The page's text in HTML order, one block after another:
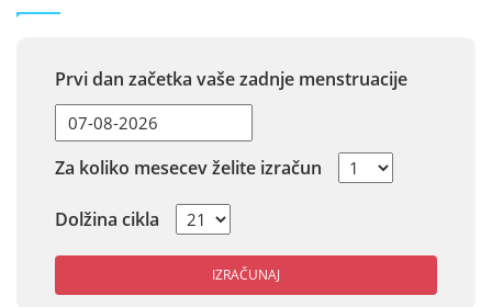
Prvi dan začetka vaše zadnje menstruacije
Za koliko mesecev želite izračun
Dolžina cikla
IZRAČUNAJ